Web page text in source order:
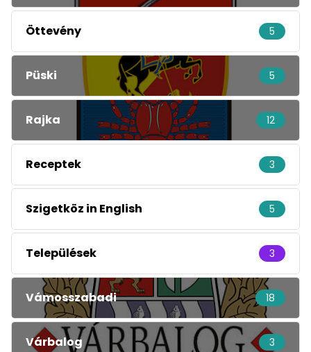
Öttevény 5
Püski 5
Rajka 12
Receptek 3
Szigetköz in English 5
Települések 3
Vámosszabadi 18
Várbalog 3